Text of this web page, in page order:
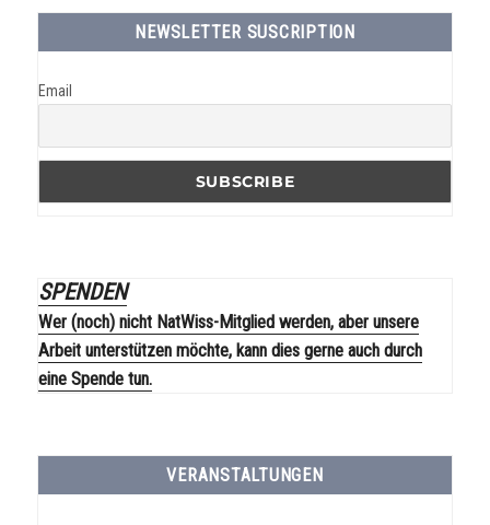
NEWSLETTER SUSCRIPTION
Email
SPENDEN
Wer (noch) nicht NatWiss-Mitglied werden, aber unsere
Arbeit unterstützen möchte, kann dies gerne auch durch
eine Spende tun.
VERANSTALTUNGEN